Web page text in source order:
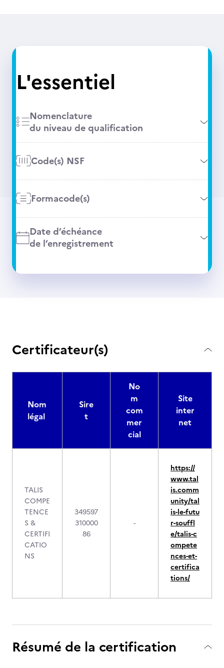
L'essentiel
Nomenclature
du niveau de qualification
Code(s) NSF
Formacode(s)
Date d’échéance
de l’enregistrement
Certificateur(s)
Nom
légal
Sire
t
No
m
com
mer
cial
Site
inter
net
TALIS
COMPE
TENCE
S &
CERTIFI
CATIO
NS
349597
310000
86
-
https://
www.tal
is.comm
unity/tal
is-le-futu
r-souffl
e/talis-c
ompete
nces-et-
certifica
tions/
Résumé de la certification